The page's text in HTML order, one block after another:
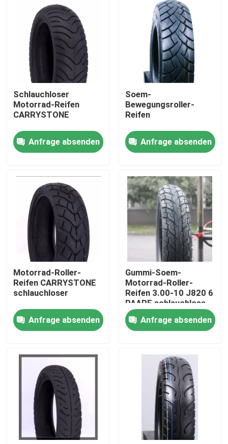
Nach Hause
Über uns
Kontakte
Produkte
Motorrad-Rohr-Reifen
Straßen-Motorrad-Reifen
Dreiradreifen
Motorrad-Roller-Reifen
Elektrischer Motorradreifen
Schlauchloser
Motorrad-Reifen
CARRYSTONE
Anfrage absenden
Soem-
Bewegungsroller-
Reifen
Anfrage absenden
Motorrad-Roller-
Reifen CARRYSTONE
schlauchloser
Anfrage absenden
Gummi-Soem-
Motorrad-Roller-
Reifen 3.00-10 J820 6
PAARE schlauchlose
Trübsal geblasene
Schlamm-Reifen
Anfrage absenden